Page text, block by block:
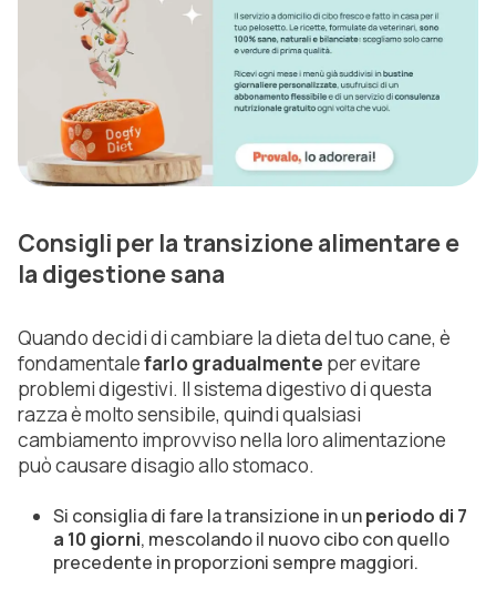
Consigli per la transizione alimentare e
la digestione sana
Quando decidi di cambiare la dieta del tuo cane, è
fondamentalefarlo gradualmente per evitare
problemi digestivi. Il sistema digestivo di questa
razza è molto sensibile, quindi qualsiasi
cambiamento improvviso nella loro alimentazione
può causare disagio allo stomaco.
Si consiglia di fare la transizione in unperiodo di 7
a 10 giorni, mescolando il nuovo cibo con quello
precedente in proporzioni sempre maggiori.